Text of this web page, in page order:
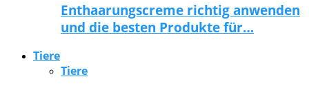
Enthaarungscreme richtig anwenden
und die besten Produkte für…
Tiere
Tiere